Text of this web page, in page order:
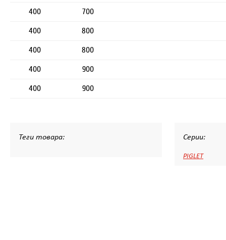
400 700
400 800
400 800
400 900
400 900
Теги товара: Серии:
PIGLET